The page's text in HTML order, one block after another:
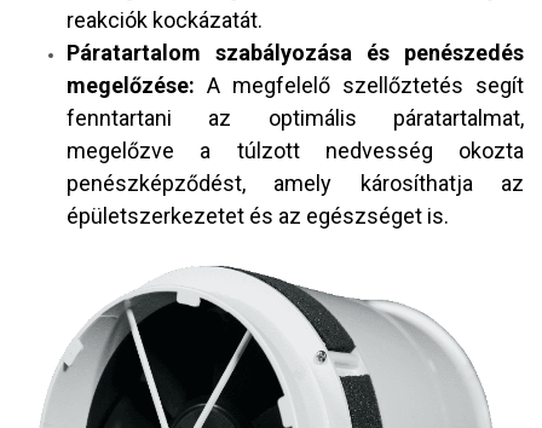
reakciók kockázatát.
Páratartalom szabályozása és penészedés
megelőzése: A megfelelő szellőztetés segít
fenntartani az optimális páratartalmat,
megelőzve a túlzott nedvesség okozta
penészképződést, amely károsíthatja az
épületszerkezetet és az egészséget is.